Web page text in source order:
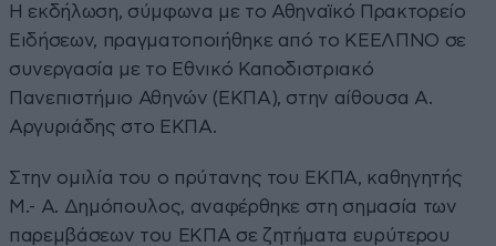
Η εκδήλωση, σύμφωνα με το Αθηναϊκό Πρακτορείο
Ειδήσεων, πραγματοποιήθηκε από το ΚΕΕΛΠΝΟ σε
συνεργασία με το Εθνικό Καποδιστριακό
Πανεπιστήμιο Αθηνών (ΕΚΠΑ), στην αίθουσα Α.
Αργυριάδης στο ΕΚΠΑ.
Στην ομιλία του ο πρύτανης του ΕΚΠΑ, καθηγητής
Μ.- Α. Δημόπουλος, αναφέρθηκε στη σημασία των
παρεμβάσεων του ΕΚΠΑ σε ζητήματα ευρύτερου